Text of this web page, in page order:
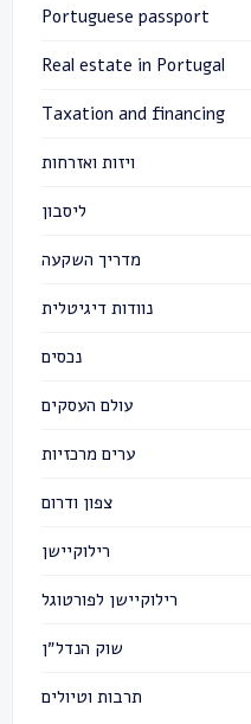
Portuguese passport
Real estate in Portugal
Taxation and financing
ויזות ואזרחות
ליסבון
מדריך השקעה
נוודות דיגיטלית
נכסים
עולם העסקים
ערים מרכזיות
צפון ודרום
רילוקיישן
רילוקיישן לפורטוגל
שוק הנדל״ן
תרבות וטיולים